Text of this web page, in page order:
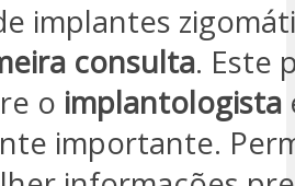
implantes
consulta. Este
o implantologista
importante.